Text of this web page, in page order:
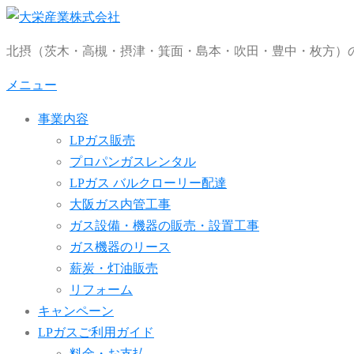
コ
テ
ン
北摂（茨木・高槻・摂津・箕面・島本・吹田・豊中・枚方）
メニュー
事業内容
LPガス販売
プロパンガスレンタル
LPガス バルクローリー配達
大阪ガス内管工事
ガス設備・機器の販売・設置工事
ガス機器のリース
薪炭・灯油販売
リフォーム
キャンペーン
LPガスご利用ガイド